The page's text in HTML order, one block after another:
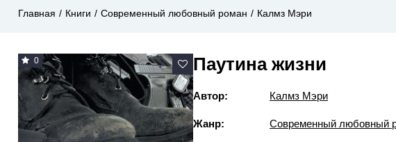
Главная Книги Современный любовный роман Калмз Мэри
0 Паутина жизни
Автор: Калмз Мэри
Жанр: Современный любовный